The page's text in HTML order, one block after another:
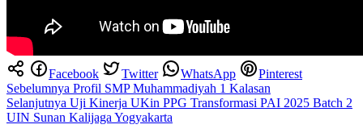
Facebook Twitter WhatsApp Pinterest
Navigasi
pos
Sebelumnya Profil SMP Muhammadiyah 1 Kalasan
Selanjutnya Uji Kinerja UKin PPG Transformasi PAI 2025 Batch 2
UIN Sunan Kalijaga Yogyakarta